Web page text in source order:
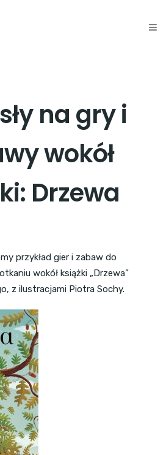
na gry i
wokół
Drzewa
przykład gier i zabaw do
wokół książki „Drzewa”
z ilustracjami Piotra Sochy.